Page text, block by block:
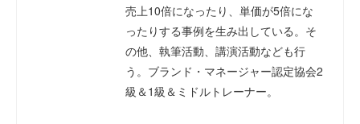
売上10倍になったり、単価が5倍にな
ったりする事例を生み出している。そ
の他、執筆活動、講演活動なども行
う。ブランド・マネージャー認定協会2
級＆1級＆ミドルトレーナー。